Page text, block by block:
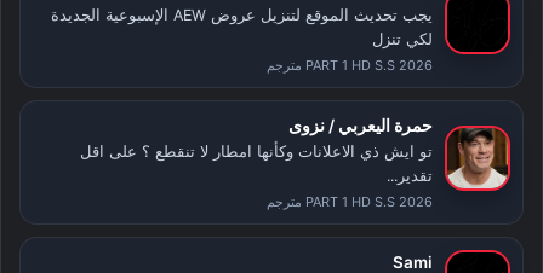
يجب تحديث الموقع لتنزيل عروض AEW الإسبوعية الجديدة
لكي تنزل
PART 1 HD S.S 2026 مترجم
حمرة اليعربي / نزوى
تو ايش ذي الاعلانات وكأنها امطار لا تنقطع ؟ على اقل
تقدير...
PART 1 HD S.S 2026 مترجم
Sami